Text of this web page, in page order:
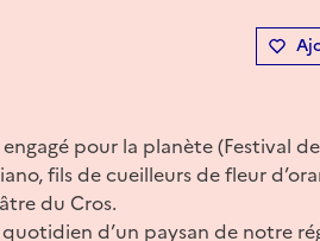
pour la planète (Festival
fils de cueilleurs de fleur
du Cros.
d’un paysan de notre